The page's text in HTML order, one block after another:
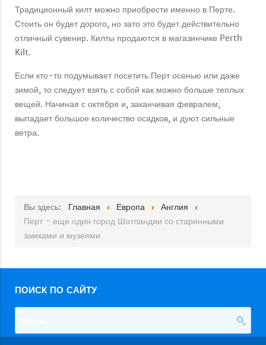
Традиционный килт можно приобрести именно в Перте.
Стоить он будет дорого, но зато это будет действительно
отличный сувенир. Килты продаются в магазинчике Perth
Kilt.
Если кто-то подумывает посетить Перт осенью или даже
зимой, то следует взять с собой как можно больше теплых
вещей. Начиная с октября и, заканчивая февралем,
выпадает большое количество осадков, и дуют сильные
ветра.
Вы здесь: Главная Европа
Англия
Перт - еще один город Шотландии со старинными
замками и музеями
ПОИСК ПО САЙТУ